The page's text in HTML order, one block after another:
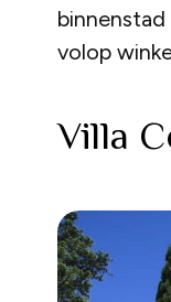
volop
Villa